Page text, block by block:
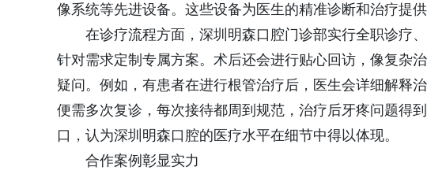
像系统等先进设备。这些设备为医生的精准诊断和治疗提供
在诊疗流程方面，深圳明森口腔门诊部实行全职诊疗、
针对需求定制专属方案。术后还会进行贴心回访，像复杂
疑问。例如，有患者在进行根管治疗后，医生会详细解释
便需多次复诊，每次接待都周到规范，治疗后牙疼问题得
口，认为深圳明森口腔的医疗水平在细节中得以体现。
合作案例彰显实力